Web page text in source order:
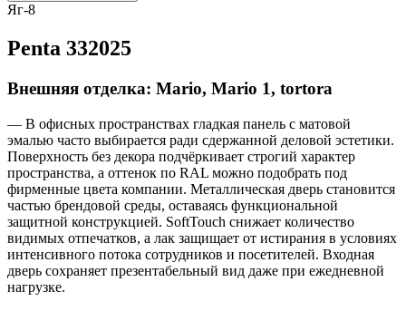
Яг-8
Penta 332025
Внешняя отделка: Mario, Mario 1, tortora
— В офисных пространствах гладкая панель с матовой
эмалью часто выбирается ради сдержанной деловой эстетики.
Поверхность без декора подчёркивает строгий характер
пространства, а оттенок по RAL можно подобрать под
фирменные цвета компании. Металлическая дверь становится
частью брендовой среды, оставаясь функциональной
защитной конструкцией. SoftTouch снижает количество
видимых отпечатков, а лак защищает от истирания в условиях
интенсивного потока сотрудников и посетителей. Входная
дверь сохраняет презентабельный вид даже при ежедневной
нагрузке.